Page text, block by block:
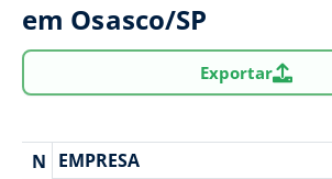
em Osasco/SP
Exportar
N EMPRESA